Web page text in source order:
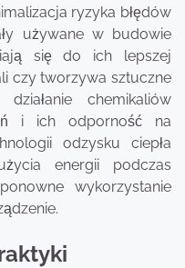
ryzyka błędów
używane w budowie
się do ich lepszej
czy tworzywa sztuczne
chemikaliów
i ich odporność na
odzysku ciepła
energii podczas
wykorzystanie